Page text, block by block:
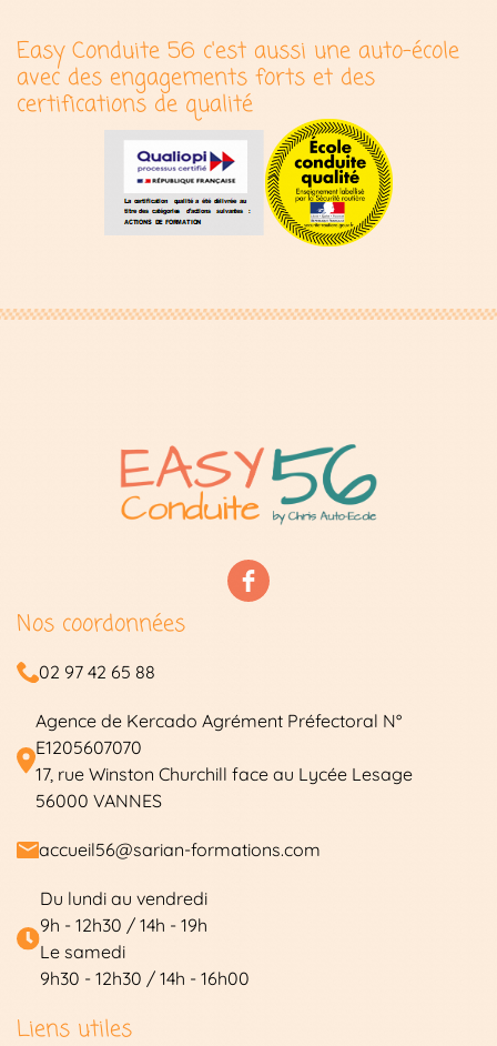
Les formations
Easy Conduite 56 c'est aussi une auto-école
avec des engagements forts et des
certifications de qualité
Nos coordonnées
02 97 42 65 88
Agence de Kercado Agrément Préfectoral N°
E1205607070
17, rue Winston Churchill face au Lycée Lesage
56000 VANNES
accueil56@sarian-formations.com
Du lundi au vendredi
9h - 12h30 / 14h - 19h
Le samedi
9h30 - 12h30 / 14h - 16h00
Liens utiles